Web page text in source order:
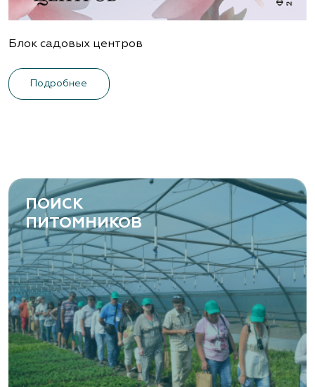
Блок садовых центров
Подробнее
ПОИСК
ПИТОМНИКОВ